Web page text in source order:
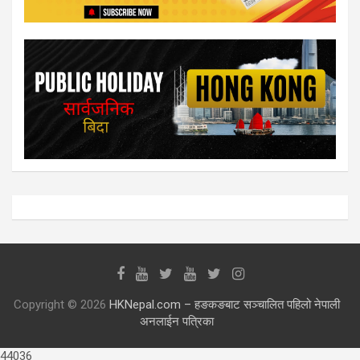
Copyright © 2026 HKNepal.com – हङकङबाट सञ्चालित पहिलो नेपाली
अनलाईन पत्रिका
44036